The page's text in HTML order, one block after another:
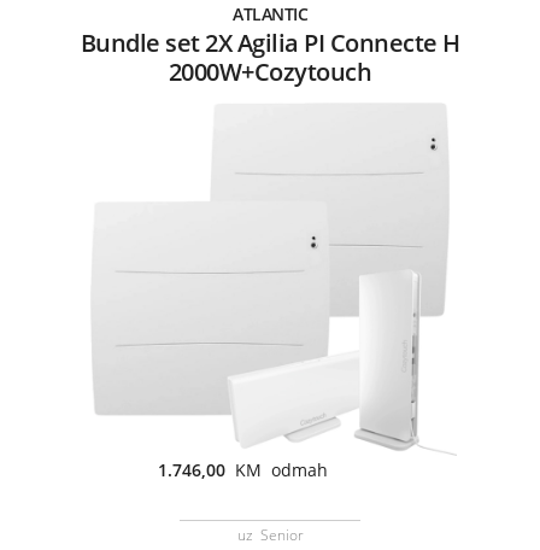
ATLANTIC
Bundle set 2X Agilia PI Connecte H
2000W+Cozytouch
1.746,00 KM odmah
uz Senior